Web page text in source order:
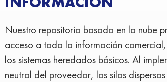
Nuestro repositorio basado en la nube
acceso a toda la información
los sistemas heredados básicos. Al
neutral del proveedor, los silos